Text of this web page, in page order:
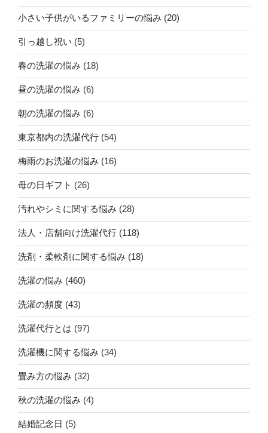
小さい子供がいるファミリーの悩み (20)
引っ越し祝い (5)
春の洗濯の悩み (18)
昼の洗濯の悩み (6)
朝の洗濯の悩み (6)
東京都内の洗濯代行 (54)
梅雨のお洗濯の悩み (16)
母の日ギフト (26)
汚れやシミに関する悩み (28)
法人・店舗向け洗濯代行 (118)
洗剤・柔軟剤に関する悩み (18)
洗濯の悩み (460)
洗濯の頻度 (43)
洗濯代行とは (97)
洗濯機に関する悩み (34)
畳み方の悩み (32)
秋の洗濯の悩み (4)
結婚記念日 (5)